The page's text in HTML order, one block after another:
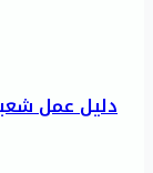
دليل عمل